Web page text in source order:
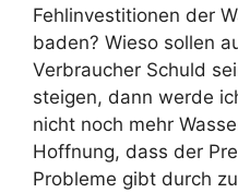
Fehlinvestitionen der
baden? Wieso sollen
Verbraucher Schuld
steigen, dann werde
nicht noch mehr
Hoffnung, dass der
Probleme gibt durch